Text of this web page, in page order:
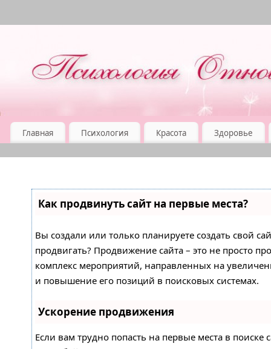
Главная Психология Красота Здоровье
Как продвинуть сайт на первые места?
Вы создали или только планируете создать свой
продвигать? Продвижение сайта – это не просто
комплекс мероприятий, направленных на
и повышение его позиций в поисковых системах.
Ускорение продвижения
Если вам трудно попасть на первые места в поиске